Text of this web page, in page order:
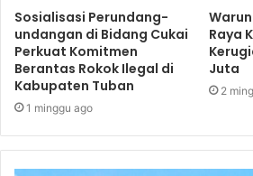
Sosialisasi Perundang-
undangan di Bidang Cukai
Perkuat Komitmen
Berantas Rokok Ilegal di
Kabupaten Tuban
1 minggu ago
Raya
Juta
2